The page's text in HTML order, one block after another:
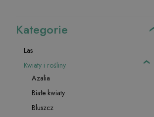
Kategorie
Las
Kwiaty i rośliny
Azalia
Białe kwiaty
Bluszcz